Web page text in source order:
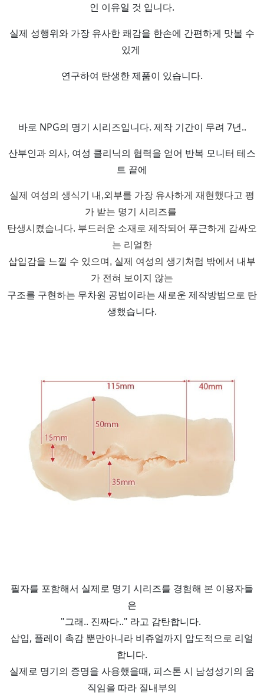
인 이유일 것 입니다.
실제 성행위와 가장 유사한 쾌감을 한손에 간편하게 맛볼 수
있게
연구하여 탄생한 제품이 있습니다.
바로 NPG의 명기 시리즈입니다. 제작 기간이 무려 7년..
산부인과 의사, 여성 클리닉의 협력을 얻어 반복 모니터 테스
트 끝에
실제 여성의 생식기 내,외부를 가장 유사하게 재현했다고 평
가 받는 명기 시리즈를
탄생시켰습니다. 부드러운 소재로 제작되어 푸근하게 감싸오
는 리얼한
삽입감을 느낄 수 있으며, 실제 여성의 생기처럼 밖에서 내부
가 전혀 보이지 않는
구조를 구현하는 무차원 공법이라는 새로운 제작방법으로 탄
생했습니다.
필자를 포함해서 실제로 명기 시리즈를 경험해 본 이용자들
은
"그래.. 진짜다.." 라고 감탄합니다.
삽입, 플레이 촉감 뿐만아니라 비쥬얼까지 압도적으로 리얼
합니다.
실제로 명기의 증명을 사용했을때, 피스톤 시 남성성기의 움
직임을 따라 질내부의